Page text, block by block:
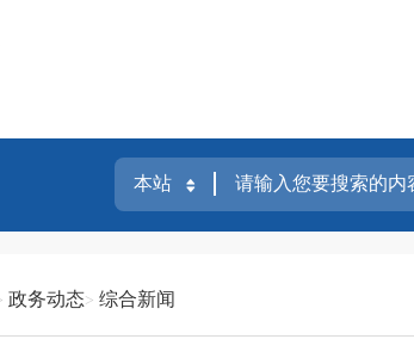
政务动态 综合新闻